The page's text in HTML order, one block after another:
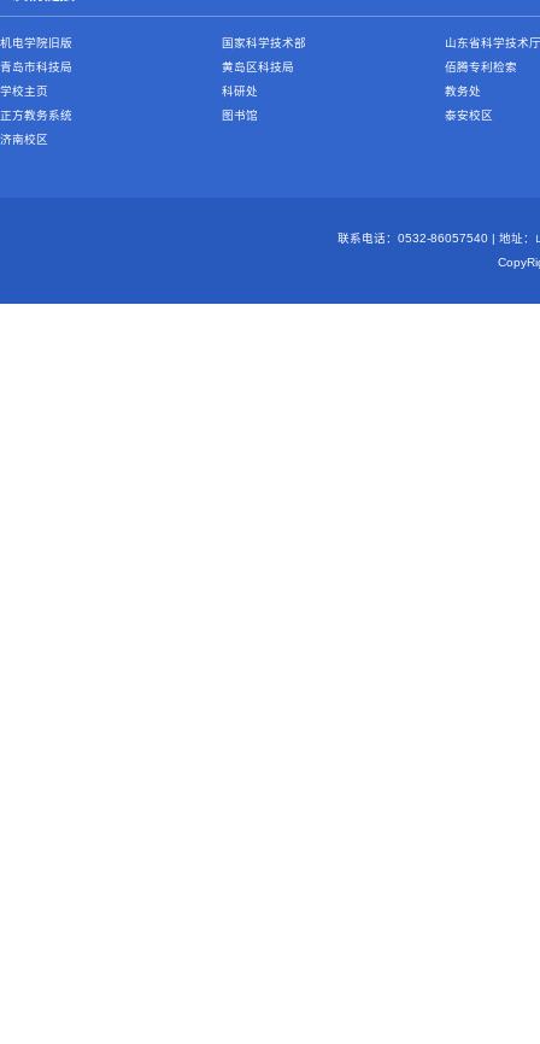
机电学院旧版 国家科学技术部
山东省科学技术厅
青岛市科技局
黄岛区科技局
佰腾专利检索
学校主页
科研处
教务处
正方教务系统
图书馆
泰安校区
济南校区
联系电话：0532-86057540 | 地址：